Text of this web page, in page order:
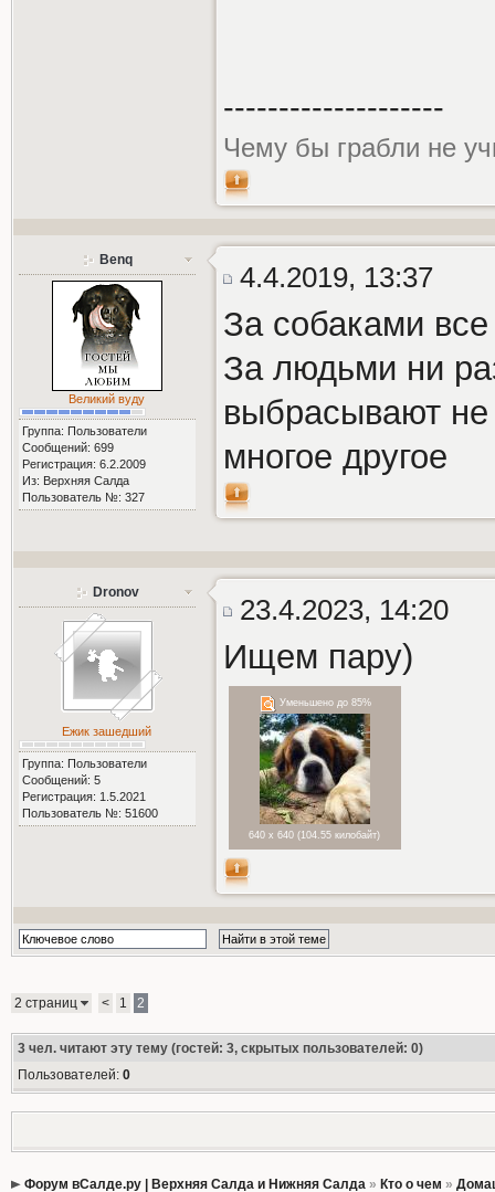
--------------------
Чему бы грабли не
Benq
Великий вуду
Группа: Пользователи
Сообщений: 699
Регистрация: 6.2.2009
Из: Верхняя Салда
Пользователь №: 327
4.4.2019, 13:37
За собаками
За людьми ни
выбрасывают не
многое другое
Dronov
Ежик зашедший
Группа: Пользователи
Сообщений: 5
Регистрация: 1.5.2021
Пользователь №: 51600
23.4.2023, 14:20
Ищем пару)
Уменьшено до 85%
640 x 640 (104.55 килобайт)
2 страниц < 1 2
3чел. читают эту тему (гостей: 3, скрытых пользователей: 0)
Пользователей: 0
Форум вСалде.ру | Верхняя Салда и Нижняя Салда» Кто о чем »